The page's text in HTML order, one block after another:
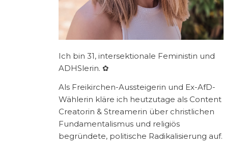
Ich bin 31, intersektionale Feministin und
ADHSlerin. ✿
Als Freikirchen-Aussteigerin und Ex-AfD-
Wählerin kläre ich heutzutage als Content
Creatorin & Streamerin über christlichen
Fundamentalismus und religiös
begründete, politische Radikalisierung auf.